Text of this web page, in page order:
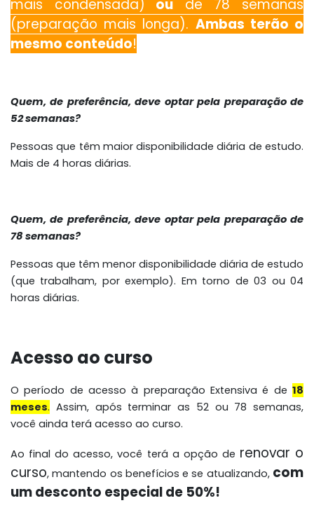
mais condensada) ou de 78 semanas
(preparação mais longa). Ambas terão o
mesmo conteúdo!
Quem, de preferência, deve optar pela preparação de
52 semanas?
Pessoas que têm maior disponibilidade diária de estudo.
Mais de 4 horas diárias.
Quem, de preferência, deve optar pela preparação de
78 semanas?
Pessoas que têm menor disponibilidade diária de estudo
(que trabalham, por exemplo). Em torno de 03 ou 04
horas diárias.
Acesso ao curso
O período de acesso à preparação Extensiva é de 18
meses. Assim, após terminar as 52 ou 78 semanas,
você ainda terá acesso ao curso.
Ao final do acesso, você terá a opção de renovar o
curso, mantendo os benefícios e se atualizando, com
um desconto especial de 50%!